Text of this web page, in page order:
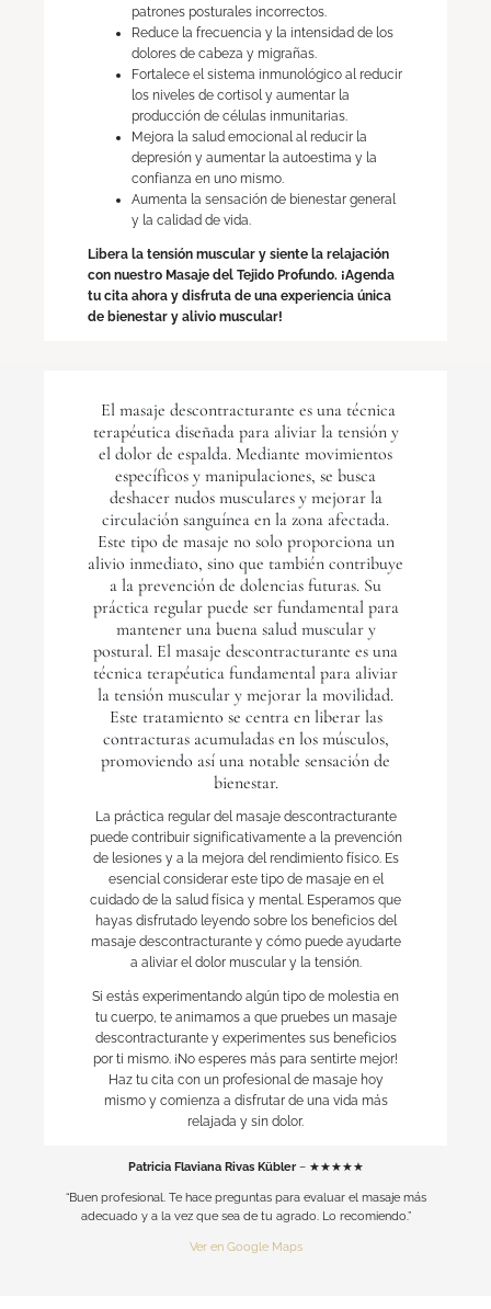
patrones posturales incorrectos.
Reduce la frecuencia y la intensidad de los
dolores de cabeza y migrañas.
Fortalece el sistema inmunológico al reducir
los niveles de cortisol y aumentar la
producción de células inmunitarias.
Mejora la salud emocional al reducir la
depresión y aumentar la autoestima y la
confianza en uno mismo.
Aumenta la sensación de bienestar general
y la calidad de vida.
Libera la tensión muscular y siente la relajación
con nuestro Masaje del Tejido Profundo. ¡Agenda
tu cita ahora y disfruta de una experiencia única
de bienestar y alivio muscular!
El masaje descontracturante es una técnica
terapéutica diseñada para aliviar la tensión y
el dolor de espalda. Mediante movimientos
específicos y manipulaciones, se busca
deshacer nudos musculares y mejorar la
circulación sanguínea en la zona afectada.
Este tipo de masaje no solo proporciona un
alivio inmediato, sino que también contribuye
a la prevención de dolencias futuras. Su
práctica regular puede ser fundamental para
mantener una buena salud muscular y
postural. El masaje descontracturante es una
técnica terapéutica fundamental para aliviar
la tensión muscular y mejorar la movilidad.
Este tratamiento se centra en liberar las
contracturas acumuladas en los músculos,
promoviendo así una notable sensación de
bienestar.
La práctica regular del masaje descontracturante
puede contribuir significativamente a la prevención
de lesiones y a la mejora del rendimiento físico. Es
esencial considerar este tipo de masaje en el
cuidado de la salud física y mental. Esperamos que
hayas disfrutado leyendo sobre los beneficios del
masaje descontracturante y cómo puede ayudarte
a aliviar el dolor muscular y la tensión.
Si estás experimentando algún tipo de molestia en
tu cuerpo, te animamos a que pruebes un masaje
descontracturante y experimentes sus beneficios
por ti mismo. ¡No esperes más para sentirte mejor!
Haz tu cita con un profesional de masaje hoy
mismo y comienza a disfrutar de una vida más
relajada y sin dolor.
Patricia Flaviana Rivas Kübler– ★★★★★
“Buen profesional. Te hace preguntas para evaluar el masaje más
adecuado y a la vez que sea de tu agrado. Lo recomiendo.”
Ver en Google Maps